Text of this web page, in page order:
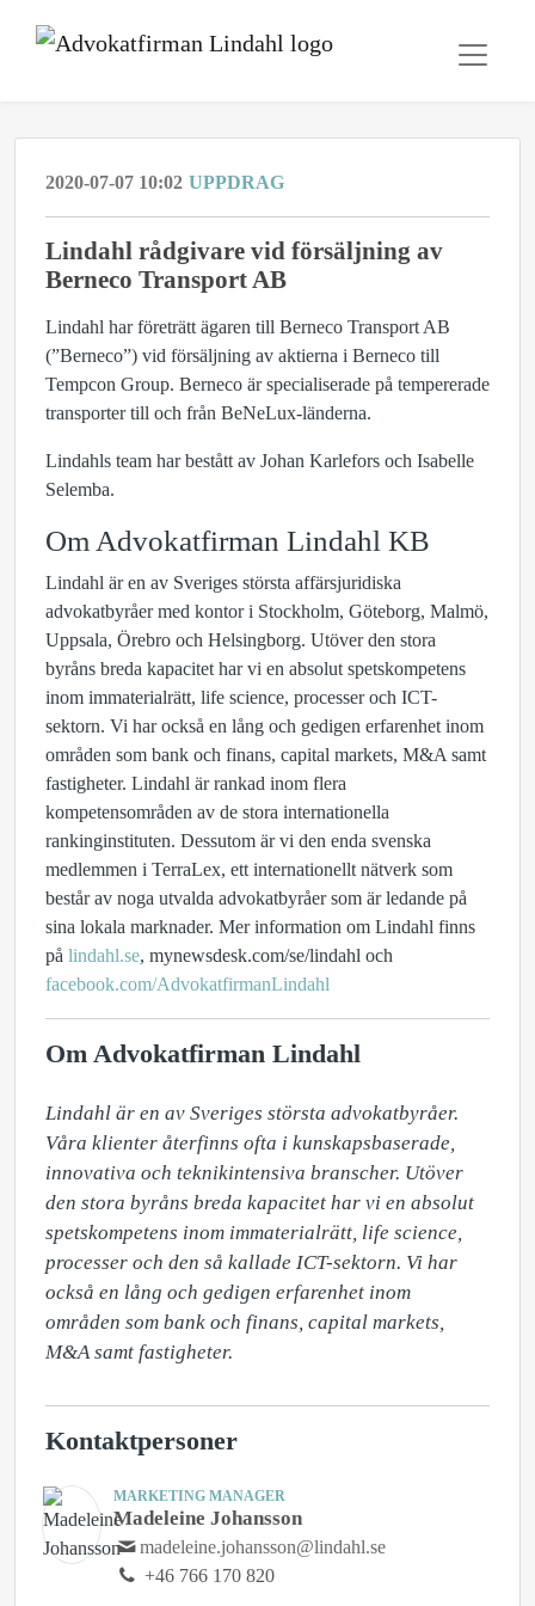
2020-07-07 10:02 UPPDRAG
Lindahl rådgivare vid försäljning av
Berneco Transport AB
Lindahl har företrätt ägaren till Berneco Transport AB
(”Berneco”) vid försäljning av aktierna i Berneco till
Tempcon Group. Berneco är specialiserade på tempererade
transporter till och från BeNeLux-länderna.
Lindahls team har bestått av Johan Karlefors och Isabelle
Selemba.
Om Advokatfirman Lindahl KB
Lindahl är en av Sveriges största affärsjuridiska
advokatbyråer med kontor i Stockholm, Göteborg, Malmö,
Uppsala, Örebro och Helsingborg. Utöver den stora
byråns breda kapacitet har vi en absolut spetskompetens
inom immaterialrätt, life science, processer och ICT-
sektorn. Vi har också en lång och gedigen erfarenhet inom
områden som bank och finans, capital markets, M&A samt
fastigheter. Lindahl är rankad inom flera
kompetensområden av de stora internationella
rankinginstituten. Dessutom är vi den enda svenska
medlemmen i TerraLex, ett internationellt nätverk som
består av noga utvalda advokatbyråer som är ledande på
sina lokala marknader. Mer information om Lindahl finns
på lindahl.se, mynewsdesk.com/se/lindahl och
facebook.com/AdvokatfirmanLindahl
Om Advokatfirman Lindahl
Lindahl är en av Sveriges största advokatbyråer.
Våra klienter återfinns ofta i kunskapsbaserade,
innovativa och teknikintensiva branscher. Utöver
den stora byråns breda kapacitet har vi en absolut
spetskompetens inom immaterialrätt, life science,
processer och den så kallade ICT-sektorn. Vi har
också en lång och gedigen erfarenhet inom
områden som bank och finans, capital markets,
M&A samt fastigheter.
Kontaktpersoner
MARKETING MANAGER
Madeleine Johansson
madeleine.johansson@lindahl.se
+46 766 170 820